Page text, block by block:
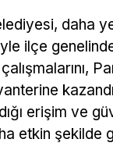
daha
ilçe
erişim ve
etkin şekilde